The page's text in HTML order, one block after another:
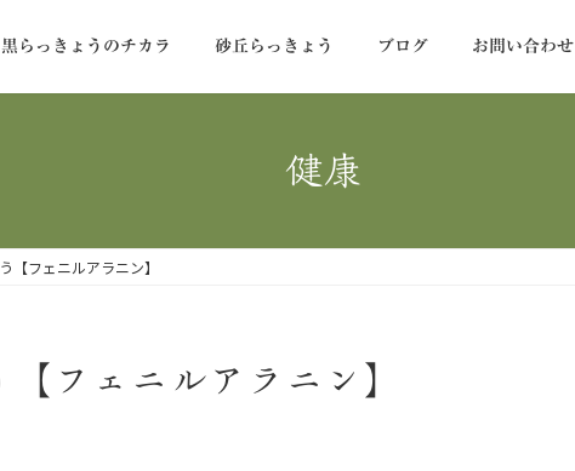
黒らっきょうのチカラ 砂丘らっきょう ブログ お問い合わせ
健康
【フェニルアラニン】
フェニルアラニン】